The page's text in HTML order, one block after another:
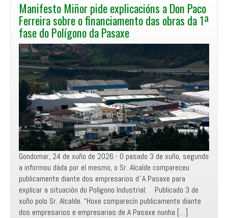
en
contra
dun
plan
municipal
de
apoio
á
reforestación
das
faixas
de
protección
ou
de
xestión
de
biomasa
Manifesto Miñor pide explicacións a Don Paco
Ferreira sobre o financiamento das obras da 1ª
fase do Polígono da Pasaxe
Gondomar, 24 de xuño de 2026.- O pasado 3 de xuño, segundo
a informou dáda por el mesmo, o Sr. Alcalde compareceu
publicamente diante dos empresarios d´A Pasaxe para
explicar a situación do Polígono Industrial: Publicado 3 de
xuño polo Sr. Alcalde. “Hoxe comparecín publicamente diante
dos empresarios e empresarias de A Pasaxe nunha […]